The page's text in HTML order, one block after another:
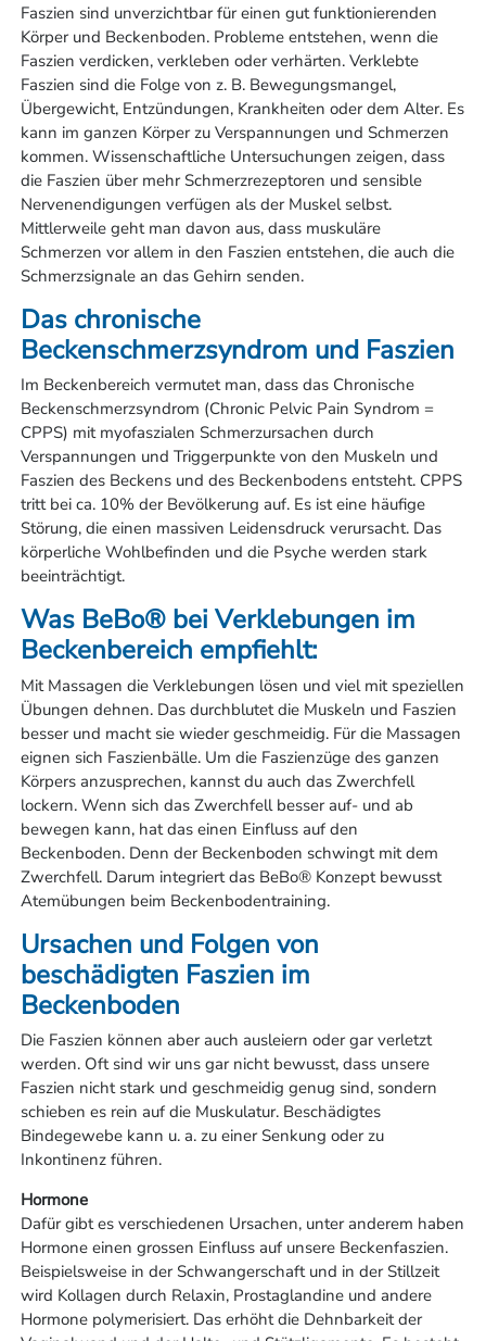
Faszien sind unverzichtbar für einen gut funktionierenden
Körper und Beckenboden. Probleme entstehen, wenn die
Faszien verdicken, verkleben oder verhärten. Verklebte
Faszien sind die Folge von z. B. Bewegungsmangel,
Übergewicht, Entzündungen, Krankheiten oder dem Alter. Es
kann im ganzen Körper zu Verspannungen und Schmerzen
kommen. Wissenschaftliche Untersuchungen zeigen, dass
die Faszien über mehr Schmerzrezeptoren und sensible
Nervenendigungen verfügen als der Muskel selbst.
Mittlerweile geht man davon aus, dass muskuläre
Schmerzen vor allem in den Faszien entstehen, die auch die
Schmerzsignale an das Gehirn senden.
Das chronische
Beckenschmerzsyndrom und Faszien
Im Beckenbereich vermutet man, dass das Chronische
Beckenschmerzsyndrom (Chronic Pelvic Pain Syndrom =
CPPS) mit myofaszialen Schmerzursachen durch
Verspannungen und Triggerpunkte von den Muskeln und
Faszien des Beckens und des Beckenbodens entsteht. CPPS
tritt bei ca. 10% der Bevölkerung auf. Es ist eine häufige
Störung, die einen massiven Leidensdruck verursacht. Das
körperliche Wohlbefinden und die Psyche werden stark
beeinträchtigt.
Was BeBo® bei Verklebungen im
Beckenbereich empfiehlt:
Mit Massagen die Verklebungen lösen und viel mit speziellen
Übungen dehnen. Das durchblutet die Muskeln und Faszien
besser und macht sie wieder geschmeidig. Für die Massagen
eignen sich Faszienbälle. Um die Faszienzüge des ganzen
Körpers anzusprechen, kannst du auch das Zwerchfell
lockern. Wenn sich das Zwerchfell besser auf- und ab
bewegen kann, hat das einen Einfluss auf den
Beckenboden. Denn der Beckenboden schwingt mit dem
Zwerchfell. Darum integriert das BeBo® Konzept bewusst
Atemübungen beim Beckenbodentraining.
Ursachen und Folgen von
beschädigten Faszien im
Beckenboden
Die Faszien können aber auch ausleiern oder gar verletzt
werden. Oft sind wir uns gar nicht bewusst, dass unsere
Faszien nicht stark und geschmeidig genug sind, sondern
schieben es rein auf die Muskulatur. Beschädigtes
Bindegewebe kann u. a. zu einer Senkung oder zu
Inkontinenz führen.
Hormone
Dafür gibt es verschiedenen Ursachen, unter anderem haben
Hormone einen grossen Einfluss auf unsere Beckenfaszien.
Beispielsweise in der Schwangerschaft und in der Stillzeit
wird Kollagen durch Relaxin, Prostaglandine und andere
Hormone polymerisiert. Das erhöht die Dehnbarkeit der